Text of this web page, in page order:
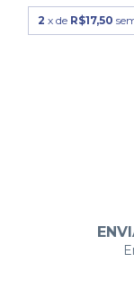
2 x de R$17,50